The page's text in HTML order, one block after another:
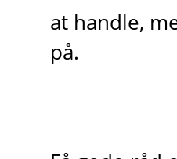
at handle,
på.